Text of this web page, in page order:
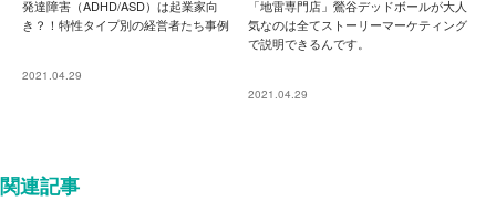
発達障害（ADHD/ASD）は起業家向
き？！特性タイプ別の経営者たち事例
2021.04.29
「地雷専門店」鶯谷デッドボールが大人
気なのは全てストーリーマーケティング
で説明できるんです。
2021.04.29
関連記事